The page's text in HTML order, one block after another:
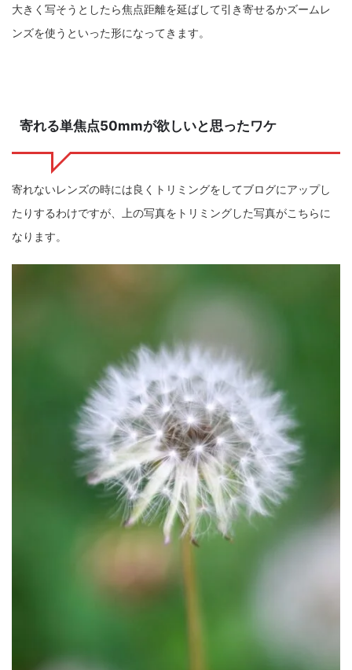
大きく写そうとしたら焦点距離を延ばして引き寄せるかズームレ
ンズを使うといった形になってきます。
寄れる単焦点50mmが欲しいと思ったワケ
寄れないレンズの時には良くトリミングをしてブログにアップし
たりするわけですが、上の写真をトリミングした写真がこちらに
なります。